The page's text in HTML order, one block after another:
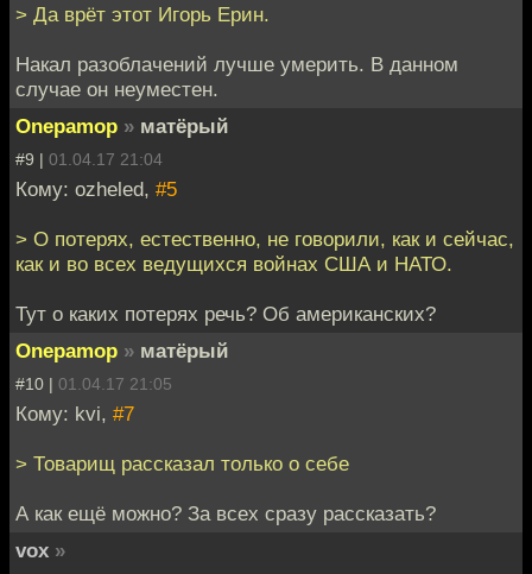
> Да врёт этот Игорь Ерин.
Накал разоблачений лучше умерить. В данном
случае он неуместен.
Onepamop » матёрый
#9 | 01.04.17 21:04
Кому: ozheled, #5
> О потерях, естественно, не говорили, как и сейчас,
как и во всех ведущихся войнах США и НАТО.
Тут о каких потерях речь? Об американских?
Onepamop » матёрый
#10 | 01.04.17 21:05
Кому: kvi, #7
> Товарищ рассказал только о себе
А как ещё можно? За всех сразу рассказать?
vox »